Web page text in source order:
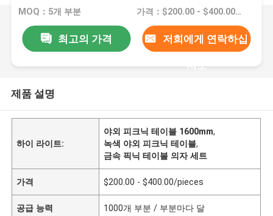
MOQ：5개 부분 가격：$200.00 - $400.00/pieces
최고의 가격 저희에게 연락하십
시오
제품 설명
하이 라이트:
야외 피크닉 테이블 1600mm,
녹색 야외 피크닉 테이블,
금속 픽닉 테이블 의자 세트
가격 $200.00 - $400.00/pieces
공급 능력 1000개 부분 / 부분마다 달